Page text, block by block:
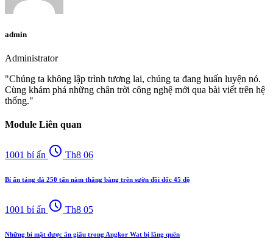
admin
Administrator
"Chúng ta không lập trình tương lai, chúng ta đang huấn luyện nó.
Cùng khám phá những chân trời công nghệ mới qua bài viết trên hệ
thống."
Module Liên quan
1001 bí ẩn schedule Th8 06
Bí ẩn tảng đá 250 tấn nằm thăng bằng trên sườn đồi dốc 45 độ
1001 bí ẩn schedule Th8 05
Những bí mật được ẩn giấu trong Angkor Wat bị lãng quên